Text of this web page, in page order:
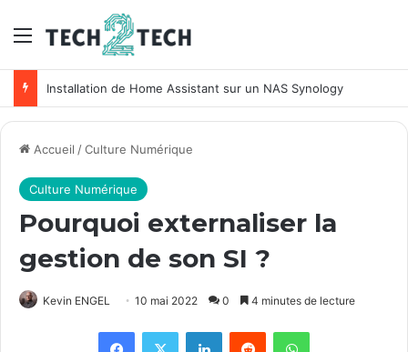
Menu
Installation de Home Assistant sur un NAS Synology
Accueil /Culture Numérique
Culture Numérique
Pourquoi externaliser la
gestion de son SI ?
Kevin ENGEL 10 mai 2022 0 4 minutes de lecture
Facebook
X LinkedinReddit WhatsApp